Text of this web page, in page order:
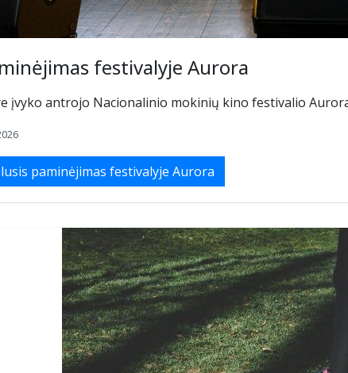
festivalyje Aurora
įvyko antrojo Nacionalinio mokinių kino festivalio
paminėjimas festivalyje Aurora